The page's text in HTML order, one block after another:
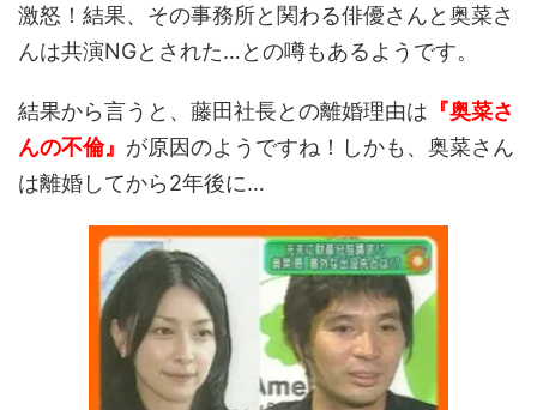
激怒！結果、その事務所と関わる俳優さんと奥菜さ
んは共演NGとされた…との噂もあるようです。
結果から言うと、藤田社長との離婚理由は 『奥菜さ
んの不倫』 が原因のようですね！しかも、奥菜さん
は離婚してから2年後に…